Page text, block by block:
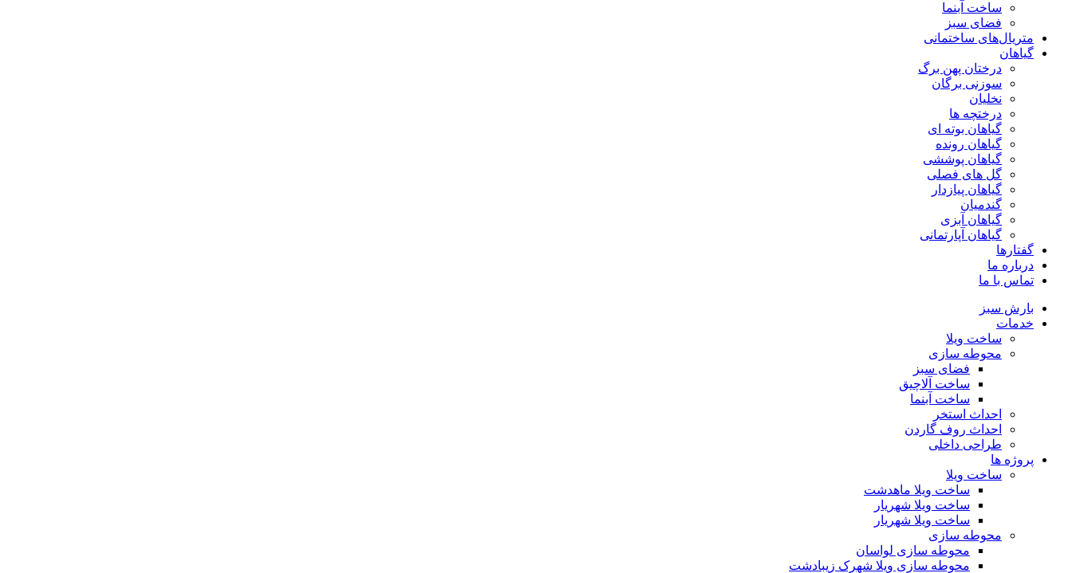
ساخت آبنما
فضای سبز
متریال‌های ساختمانی
گیاهان
درختان پهن برگ
سوزنی برگان
نخلیان
درختچه ها
گیاهان بوته ای
گیاهان رونده
گیاهان پوششی
گل های فصلی
گیاهان پیازدار
گندمیان
گیاهان آبزی
گیاهان آپارتمانی
گفتارها
درباره ما
تماس با ما
بارش سبز
خدمات
ساخت ویلا
محوطه سازی
فضای سبز
ساخت آلاچیق
ساخت آبنما
احداث استخر
احداث روف گاردن
طراحی داخلی
پروژه ها
ساخت ویلا
ساخت ویلا ماهدشت
ساخت ویلا شهریار
ساخت ویلا شهریار
محوطه سازی
محوطه سازی لواسان
محوطه سازی ویلا شهرک زیبادشت